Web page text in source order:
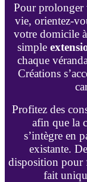
Pour prolonger
vie, orientez-
votre domicile
simple
chaque
Créations
Profitez des
afin que la
s’intègre en
existante.
disposition pour
fait